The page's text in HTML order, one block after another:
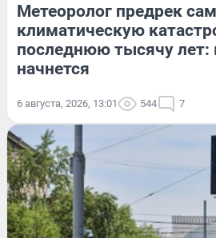
Метеоролог предрек
климатическую
последнюю тысячу лет:
начнется
6 августа, 2026, 13:01 544 7